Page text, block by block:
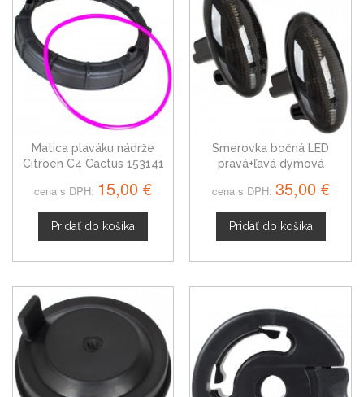
Matica plaváku nádrže
Citroen C4 Cactus 153141
cena s DPH: 15,00 €
Pridať do košíka
Smerovka bočná LED
pravá+ľavá dymová
Cactus
cena s DPH: 35,00 €
Pridať do košíka